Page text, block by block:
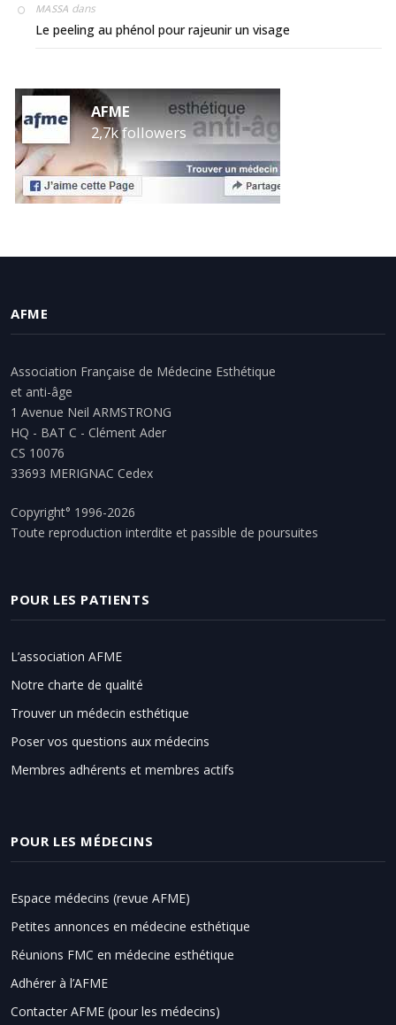
MASSA dans
Le peeling au phénol pour rajeunir un visage
AFME
2,7k followers
AFME
Association Française de Médecine Esthétique
et anti-âge
1 Avenue Neil ARMSTRONG
HQ - BAT C - Clément Ader
CS 10076
33693 MERIGNAC Cedex
Copyright° 1996-2026
Toute reproduction interdite et passible de poursuites
POUR LES PATIENTS
L’association AFME
Notre charte de qualité
Trouver un médecin esthétique
Poser vos questions aux médecins
Membres adhérents et membres actifs
POUR LES MÉDECINS
Espace médecins (revue AFME)
Petites annonces en médecine esthétique
Réunions FMC en médecine esthétique
Adhérer à l’AFME
Contacter AFME (pour les médecins)